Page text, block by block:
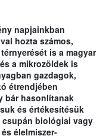
napjainkban
hozta számos,
is a magyar
a mikrozöldek is
gazdagok,
étrendjében
bár hasonlítanak
és értékesítésük
biológiai vagy
élelmiszer-